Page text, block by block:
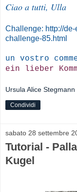
Ciao a tutti, Ulla
Challenge: http://
challenge-85.html
un vostro
ein lieber
Ursula Alice Stegmann
Condividi
sabato 28 settembre
Tutorial -
Kugel